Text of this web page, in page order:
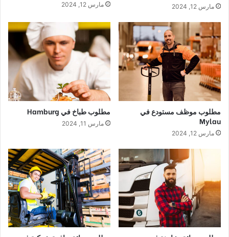
مارس 12, 2024 مارس 12, 2024
مطلوب موظف مستودع في
Mylau
مارس 12, 2024
مطلوب طباخ في Hamburg
مارس 11, 2024